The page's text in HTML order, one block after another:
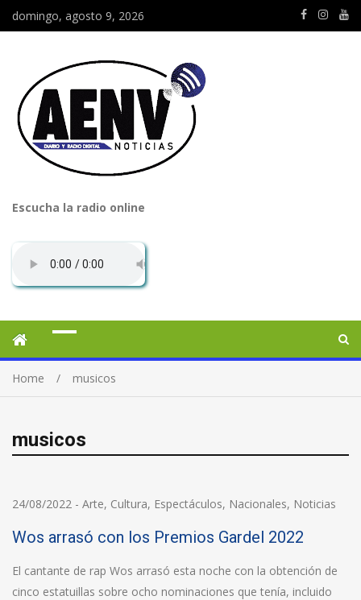
domingo, agosto 9, 2026
Escucha la radio online
Home musicos
musicos
24/08/2022 - Arte, Cultura, Espectáculos, Nacionales, Noticias
Wos arrasó con los Premios Gardel 2022
El cantante de rap Wos arrasó esta noche con la obtención de
cinco estatuillas sobre ocho nominaciones que tenía, incluido